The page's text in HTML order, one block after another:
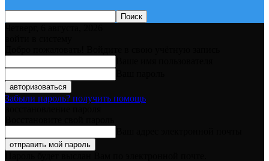
Забыли пароль? получить помощь